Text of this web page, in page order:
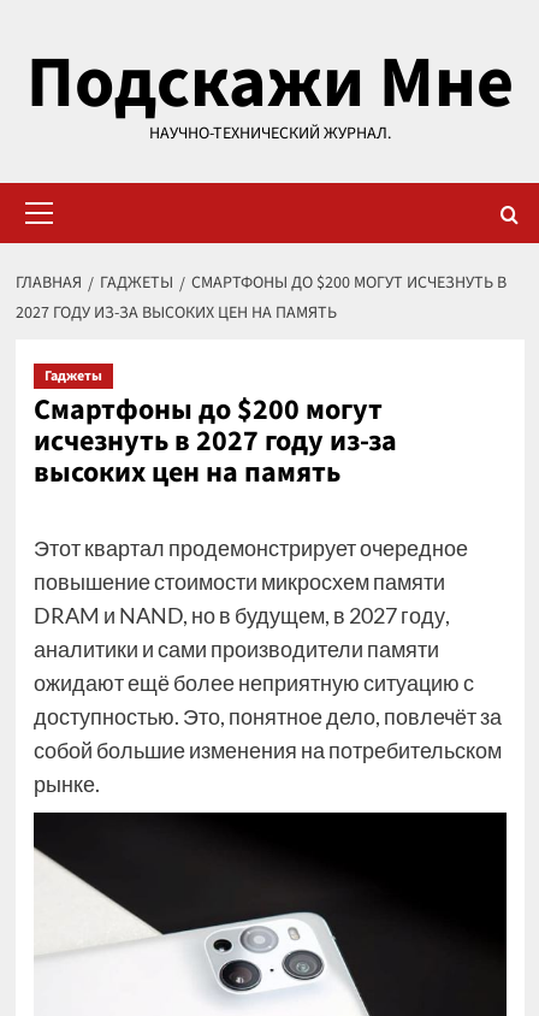
содержимому
Подскажи Мне
НАУЧНО-ТЕХНИЧЕСКИЙ ЖУРНАЛ.
меню
ГЛАВНАЯ ГАДЖЕТЫ
СМАРТФОНЫ ДО $200 МОГУТ ИСЧЕЗНУТЬ В
2027 ГОДУ ИЗ-ЗА ВЫСОКИХ ЦЕН НА ПАМЯТЬ
Гаджеты
Смартфоны до $200 могут
исчезнуть в 2027 году из-за
высоких цен на память
Этот квартал продемонстрирует очередное
повышение стоимости микросхем памяти
DRAM и NAND, но в будущем, в 2027 году,
аналитики и сами производители памяти
ожидают ещё более неприятную ситуацию с
доступностью. Это, понятное дело, повлечёт за
собой большие изменения на потребительском
рынке.